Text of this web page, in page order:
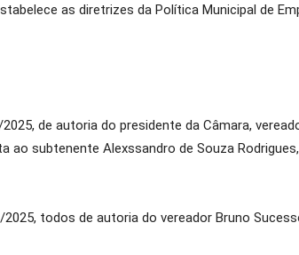
as diretrizes da Política Municipal de
de autoria do presidente da Câmara,
ao subtenente Alexssandro de Souza
todos de autoria do vereador Bruno